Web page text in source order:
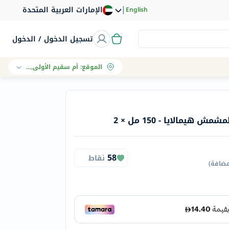
الإمارات العربية المتحدة |English
تسجيل الدخول / الدخول
الموقع:أم سقيم الأولى, دبي
- 150 مل × 2
)
58 نقاط